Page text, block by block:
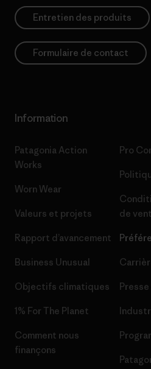
Entretien des produits
Formulaire de contact
Information
Patagonia Action
Works
Worn Wear
Valeurs et projets
Rapport d’avancement
Business Unusual
Objectifs climatiques
1% For The Planet
Comment nous
finançons
Pro
de